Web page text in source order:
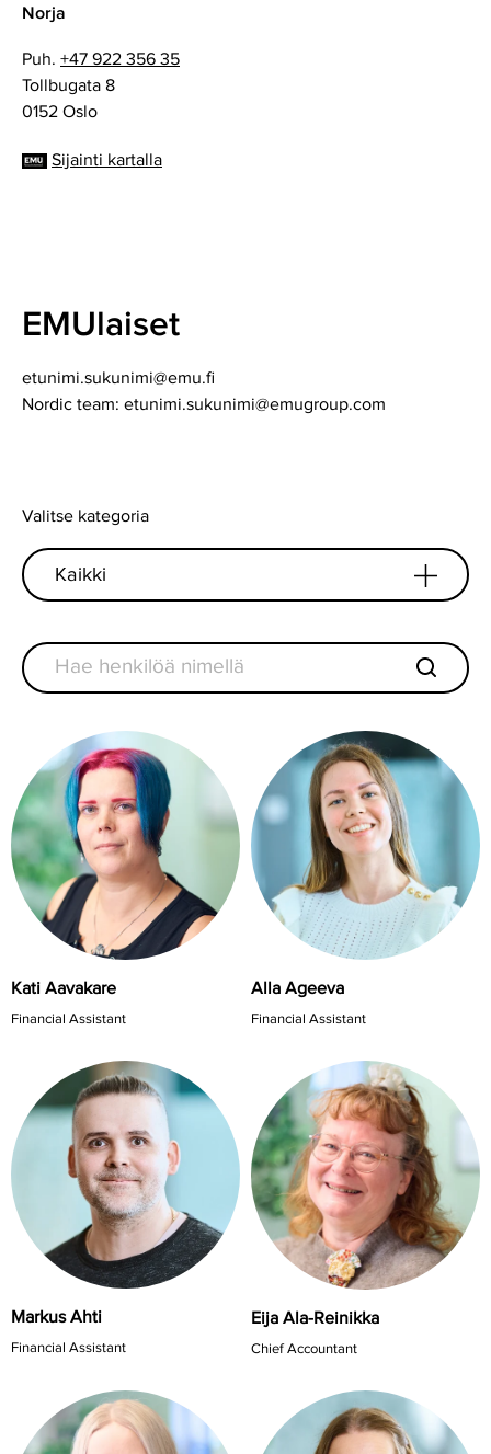
Norja
Puh. +47 922 356 35
Tollbugata 8
0152 Oslo
Sijainti kartalla
EMUlaiset
etunimi.sukunimi@emu.fi
Nordic team: etunimi.sukunimi@emugroup.com
Valitse kategoria
Kaikki
Kati Aavakare
Financial Assistant
Alla Ageeva
Financial Assistant
Markus Ahti
Financial Assistant
Eija Ala-Reinikka
Chief Accountant